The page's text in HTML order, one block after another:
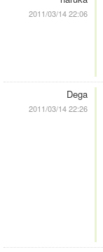
2011/03/14 22:06
Dega
2011/03/14 22:26